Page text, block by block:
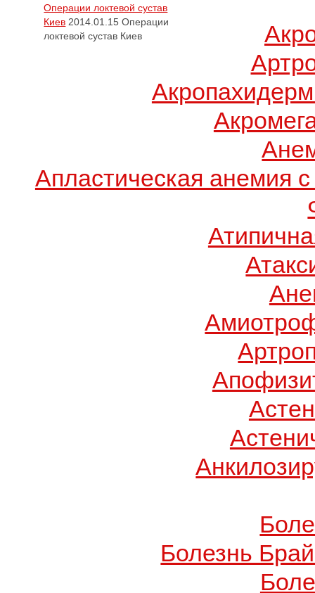
Операции локтевой сустав
Киев 2014.01.15 Операции
локтевой сустав Киев
Апластическая анемия
Болезнь